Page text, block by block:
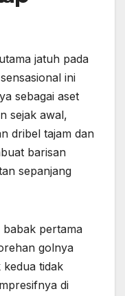
jatuh pada
ini
sebagai aset
sejak awal,
dribel tajam dan
barisan
sepanjang
babak pertama
golnya
kedua tidak
di